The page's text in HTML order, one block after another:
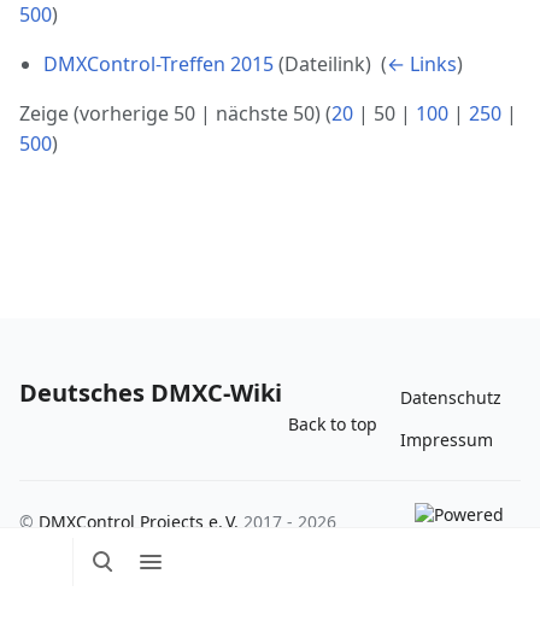
Suche
umschalten
Menü
umschalten
500)
DMXControl-Treffen 2015(Dateilink) ‎ (← Links)
Zeige (vorherige 50 | nächste 50) (20 | 50 | 100 | 250 |
500)
Deutsches DMXC-Wiki
Back to top
Datenschutz
Impressum
© DMXControl Projects e. V. 2017 - 2026